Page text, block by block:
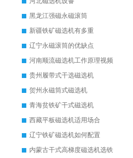
黑龙江强磁永磁滚筒
新疆铁矿磁选机有多重
辽宁永磁滚筒的优缺点
河南顺流磁选机工作原理视频
贵州履带式干选磁选机
贺州永磁筒式磁选机
青海贫铁矿干式磁选机
西藏平板磁选机适用场合
辽宁铁矿磁选机如何配置
内蒙古干式高梯度磁选机选铁